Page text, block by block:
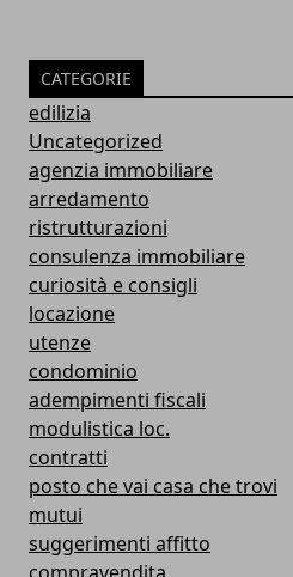
CATEGORIE
edilizia
Uncategorized
agenzia immobiliare
arredamento
ristrutturazioni
consulenza immobiliare
curiosità e consigli
locazione
utenze
condominio
adempimenti fiscali
modulistica loc.
contratti
posto che vai casa che trovi
mutui
suggerimenti affitto